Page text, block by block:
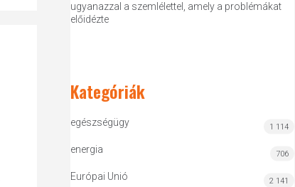
ugyanazzal a szemlélettel, amely a problémákat
előidézte
Kategóriák
egészségügy 1 114
energia 706
Európai Unió 2 141